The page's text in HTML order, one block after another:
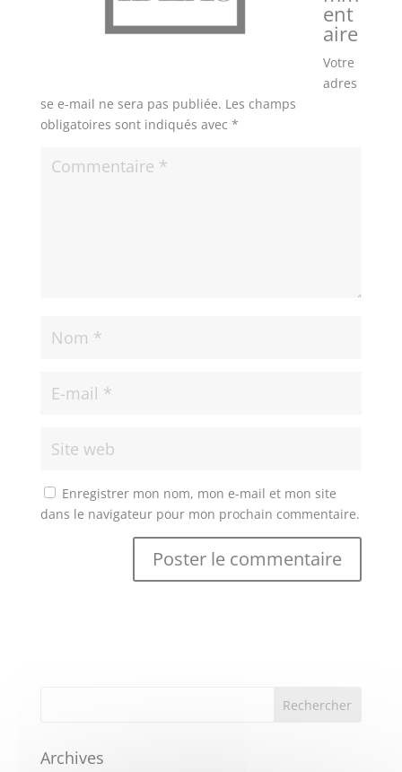
ent
aire
Votre
adres
se e-mail ne sera pas publiée. Les champs
obligatoires sont indiqués avec *
Enregistrer mon nom, mon e-mail et mon site
dans le navigateur pour mon prochain commentaire.
Archives